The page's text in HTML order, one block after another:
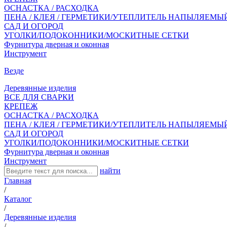
ОСНАСТКА / РАСХОДКА
ПЕНА / КЛЕЯ / ГЕРМЕТИКИ/УТЕПЛИТЕЛЬ
САД И ОГОРОД
УГОЛКИ/ПОДОКОННИКИ/МОСКИТНЫЕ СЕТКИ
Фурнитура дверная и оконная
Инструмент
Везде
Деревянные изделия
ВСЕ ДЛЯ СВАРКИ
КРЕПЕЖ
ОСНАСТКА / РАСХОДКА
ПЕНА / КЛЕЯ / ГЕРМЕТИКИ/УТЕПЛИТЕЛЬ
САД И ОГОРОД
УГОЛКИ/ПОДОКОННИКИ/МОСКИТНЫЕ СЕТКИ
Фурнитура дверная и оконная
Инструмент
найти
Главная
/
Каталог
/
Деревянные изделия